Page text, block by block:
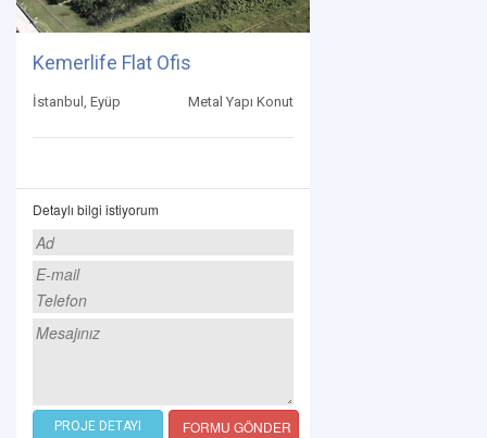
Kemerlife Flat Ofis
İstanbul, Eyüp Metal Yapı Konut
Detaylı bilgi istiyorum
PROJE DETAYI FORMU GÖNDER